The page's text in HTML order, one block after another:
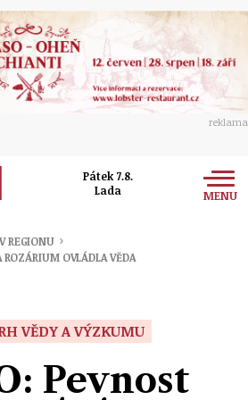
reklama
Pátek 7.8.
Lada
MENU
REGIONU ›
OVLÁDLA VĚDA
VĚDY A VÝZKUMU
Pevnost